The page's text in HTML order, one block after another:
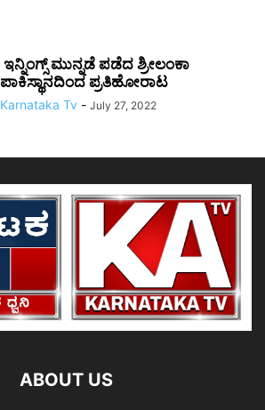
ಇನ್ನಿಂಗ್ಸ್ ಮುನ್ನಡೆ ಪಡೆದ ಶ್ರೀಲಂಕಾ
ಪಾಕಿಸ್ಥಾನದಿಂದ ಪ್ರತಿಹೋರಾಟ
Karnataka Tv - July 27, 2022
ABOUT US